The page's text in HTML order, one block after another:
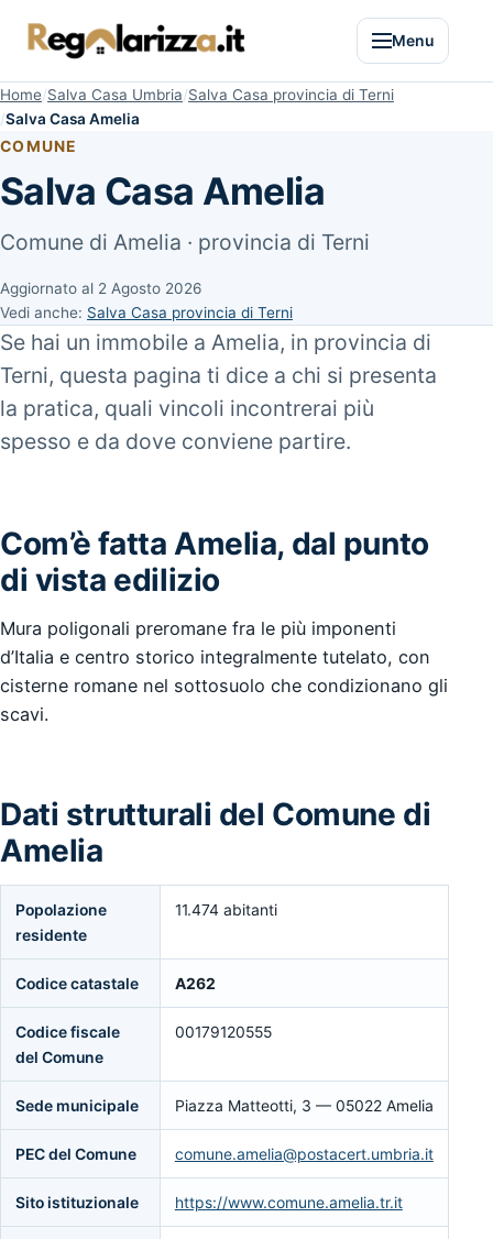
Menu
Home Salva Casa Umbria Salva Casa provincia di Terni
Salva Casa Amelia
COMUNE
Salva Casa Amelia
Comune di Amelia · provincia di Terni
Aggiornato al 2 Agosto 2026
Vedi anche: Salva Casa provincia di Terni
Se hai un immobile a Amelia, in provincia di
Terni, questa pagina ti dice a chi si presenta
la pratica, quali vincoli incontrerai più
spesso e da dove conviene partire.
Com’è fatta Amelia, dal punto
di vista edilizio
Mura poligonali preromane fra le più imponenti
d’Italia e centro storico integralmente tutelato, con
cisterne romane nel sottosuolo che condizionano gli
scavi.
Dati strutturali del Comune di
Amelia
Popolazione
residente
11.474 abitanti
Codice catastale A262
Codice fiscale
del Comune
00179120555
Sede municipale Piazza Matteotti, 3 — 05022 Amelia
PEC del Comune comune.amelia@postacert.umbria.it
Sito istituzionale https://www.comune.amelia.tr.it